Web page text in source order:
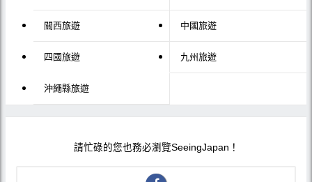
關西旅遊 中國旅遊
四國旅遊 九州旅遊
沖繩縣旅遊
請忙碌的您也務必瀏覽SeeingJapan！